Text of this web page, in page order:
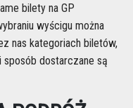
bilety na GP
wyścigu można
nas kategoriach biletów,
dostarczane są